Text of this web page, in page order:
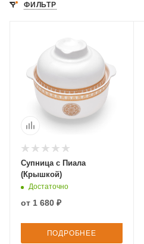
ФИЛЬТР
Супница с Пиала
(Крышкой)
Достаточно
от 1 680 ₽
ПОДРОБНЕЕ